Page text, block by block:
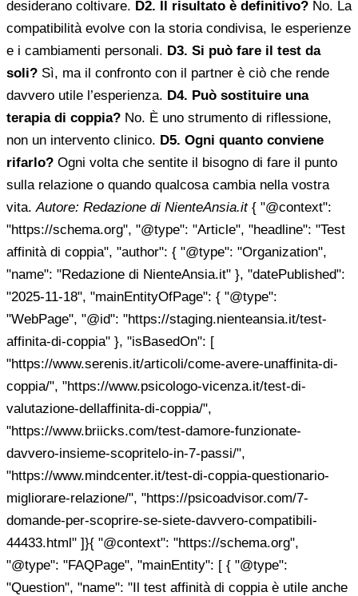
desiderano coltivare. D2. Il risultato è definitivo? No. La
compatibilità evolve con la storia condivisa, le esperienze
e i cambiamenti personali. D3. Si può fare il test da
soli? Sì, ma il confronto con il partner è ciò che rende
davvero utile l’esperienza. D4. Può sostituire una
terapia di coppia? No. È uno strumento di riflessione,
non un intervento clinico. D5. Ogni quanto conviene
rifarlo? Ogni volta che sentite il bisogno di fare il punto
sulla relazione o quando qualcosa cambia nella vostra
vita.Autore: Redazione di NienteAnsia.it{ "@context":
"https://schema.org", "@type": "Article", "headline": "Test
affinità di coppia", "author": { "@type": "Organization",
"name": "Redazione di NienteAnsia.it" }, "datePublished":
"2025-11-18", "mainEntityOfPage": { "@type":
"WebPage", "@id": "https://staging.nienteansia.it/test-
affinita-di-coppia" }, "isBasedOn": [
"https://www.serenis.it/articoli/come-avere-unaffinita-di-
coppia/", "https://www.psicologo-vicenza.it/test-di-
valutazione-dellaffinita-di-coppia/",
"https://www.briicks.com/test-damore-funzionate-
davvero-insieme-scopritelo-in-7-passi/",
"https://www.mindcenter.it/test-di-coppia-questionario-
migliorare-relazione/", "https://psicoadvisor.com/7-
domande-per-scoprire-se-siete-davvero-compatibili-
44433.html" ]}{ "@context": "https://schema.org",
"@type": "FAQPage", "mainEntity": [ { "@type":
"Question", "name": "Il test affinità di coppia è utile anche